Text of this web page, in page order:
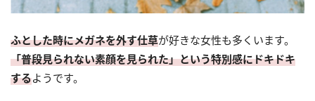
ふとした時にメガネを外す仕草が好きな女性も多くいます。
「普段見られない素顔を見られた」という特別感にドキドキ
するようです。